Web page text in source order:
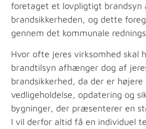
foretaget et lovpligtigt brandsyn
brandsikkerheden, og dette
gennem det kommunale
Hvor ofte jeres virksomhed skal
brandtilsyn afhænger dog af
brandsikkerhed, da der er
vedligeholdelse, opdatering og
bygninger, der præsenterer en
I vil derfor altid få en individuel